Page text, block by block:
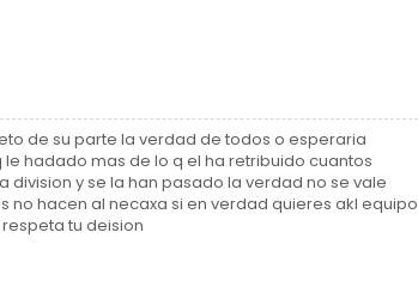
de su parte la verdad de todos o esperaria
hadado mas de lo q el ha retribuido cuantos
y se la han pasado la verdad no se vale
hacen al necaxa si en verdad quieres akl equipo
tu deision